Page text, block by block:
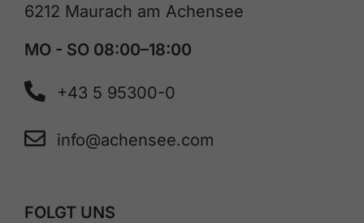
6212 Maurach am Achensee
MO - SO 08:00–18:00
+43 5 95300-0
info@achensee.com
FOLGT UNS